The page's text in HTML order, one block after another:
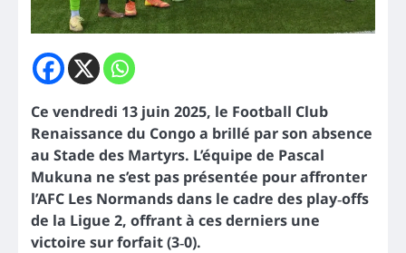
Ce vendredi 13 juin 2025, le Football Club
Renaissance du Congo a brillé par son absence
au Stade des Martyrs. L’équipe de Pascal
Mukuna ne s’est pas présentée pour affronter
l’AFC Les Normands dans le cadre des play‑offs
de la Ligue 2, offrant à ces derniers une
victoire sur forfait (3‑0).